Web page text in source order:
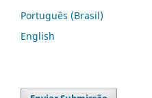
Português (Brasil)
English